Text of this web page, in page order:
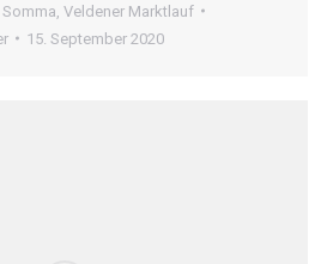
Somma Veldener Marktlauf
15. September 2020